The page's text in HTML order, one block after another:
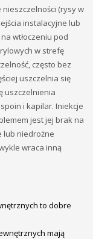
nieszczelności (rysy w
instalacyjne lub
wtłoczeniu pod
w strefę
często bez
uszczelnia się
uszczelnienia
i kapilar. Iniekcje
jest jej brak na
lub niedrożne
wraca inną
to dobre
mają